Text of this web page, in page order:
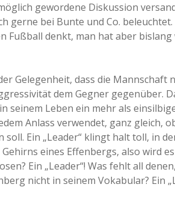
gewordene Diskussion
gerne bei Bunte und Co.
Fußball denkt, man hat aber
Gelegenheit, dass die Mannschaft
dem Gegner gegenüber.
seinem Leben ein mehr als
Anlass verwendet, ganz gleich,
soll. Ein „Leader“ klingt halt toll, in
eines Effenbergs, also wird
Ein „Leader“! Was fehlt all
nicht in seinem Vokabular? Ein